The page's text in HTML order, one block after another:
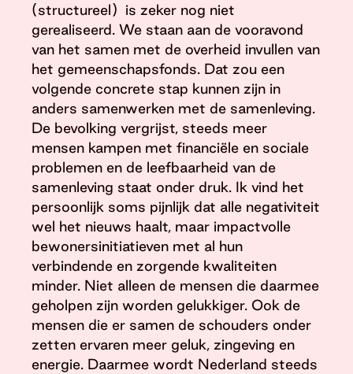
(structureel) is zeker nog niet
gerealiseerd. We staan aan de vooravond
van het samen met de overheid invullen van
het gemeenschapsfonds. Dat zou een
volgende concrete stap kunnen zijn in
anders samenwerken met de samenleving.
De bevolking vergrijst, steeds meer
mensen kampen met financiële en sociale
problemen en de leefbaarheid van de
samenleving staat onder druk. Ik vind het
persoonlijk soms pijnlijk dat alle negativiteit
wel het nieuws haalt, maar impactvolle
bewonersinitiatieven met al hun
verbindende en zorgende kwaliteiten
minder. Niet alleen de mensen die daarmee
geholpen zijn worden gelukkiger. Ook de
mensen die er samen de schouders onder
zetten ervaren meer geluk, zingeving en
energie. Daarmee wordt Nederland steeds